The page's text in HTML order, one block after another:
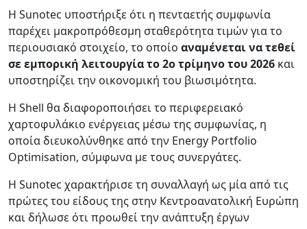
Η Sunotec υποστήριξε ότι η πενταετής συμφωνία
παρέχει μακροπρόθεσμη σταθερότητα τιμών για το
περιουσιακό στοιχείο, το οποίο αναμένεται να τεθεί
σε εμπορική λειτουργία το 2ο τρίμηνο του 2026 και
υποστηρίζει την οικονομική του βιωσιμότητα.
Η Shell θα διαφοροποιήσει το περιφερειακό
χαρτοφυλάκιο ενέργειας μέσω της συμφωνίας, η
οποία διευκολύνθηκε από την Energy Portfolio
Optimisation, σύμφωνα με τους συνεργάτες.
Η Sunotec χαρακτήρισε τη συναλλαγή ως μία από τις
πρώτες του είδους της στην Κεντροανατολική Ευρώπη
και δήλωσε ότι προωθεί την ανάπτυξη έργων